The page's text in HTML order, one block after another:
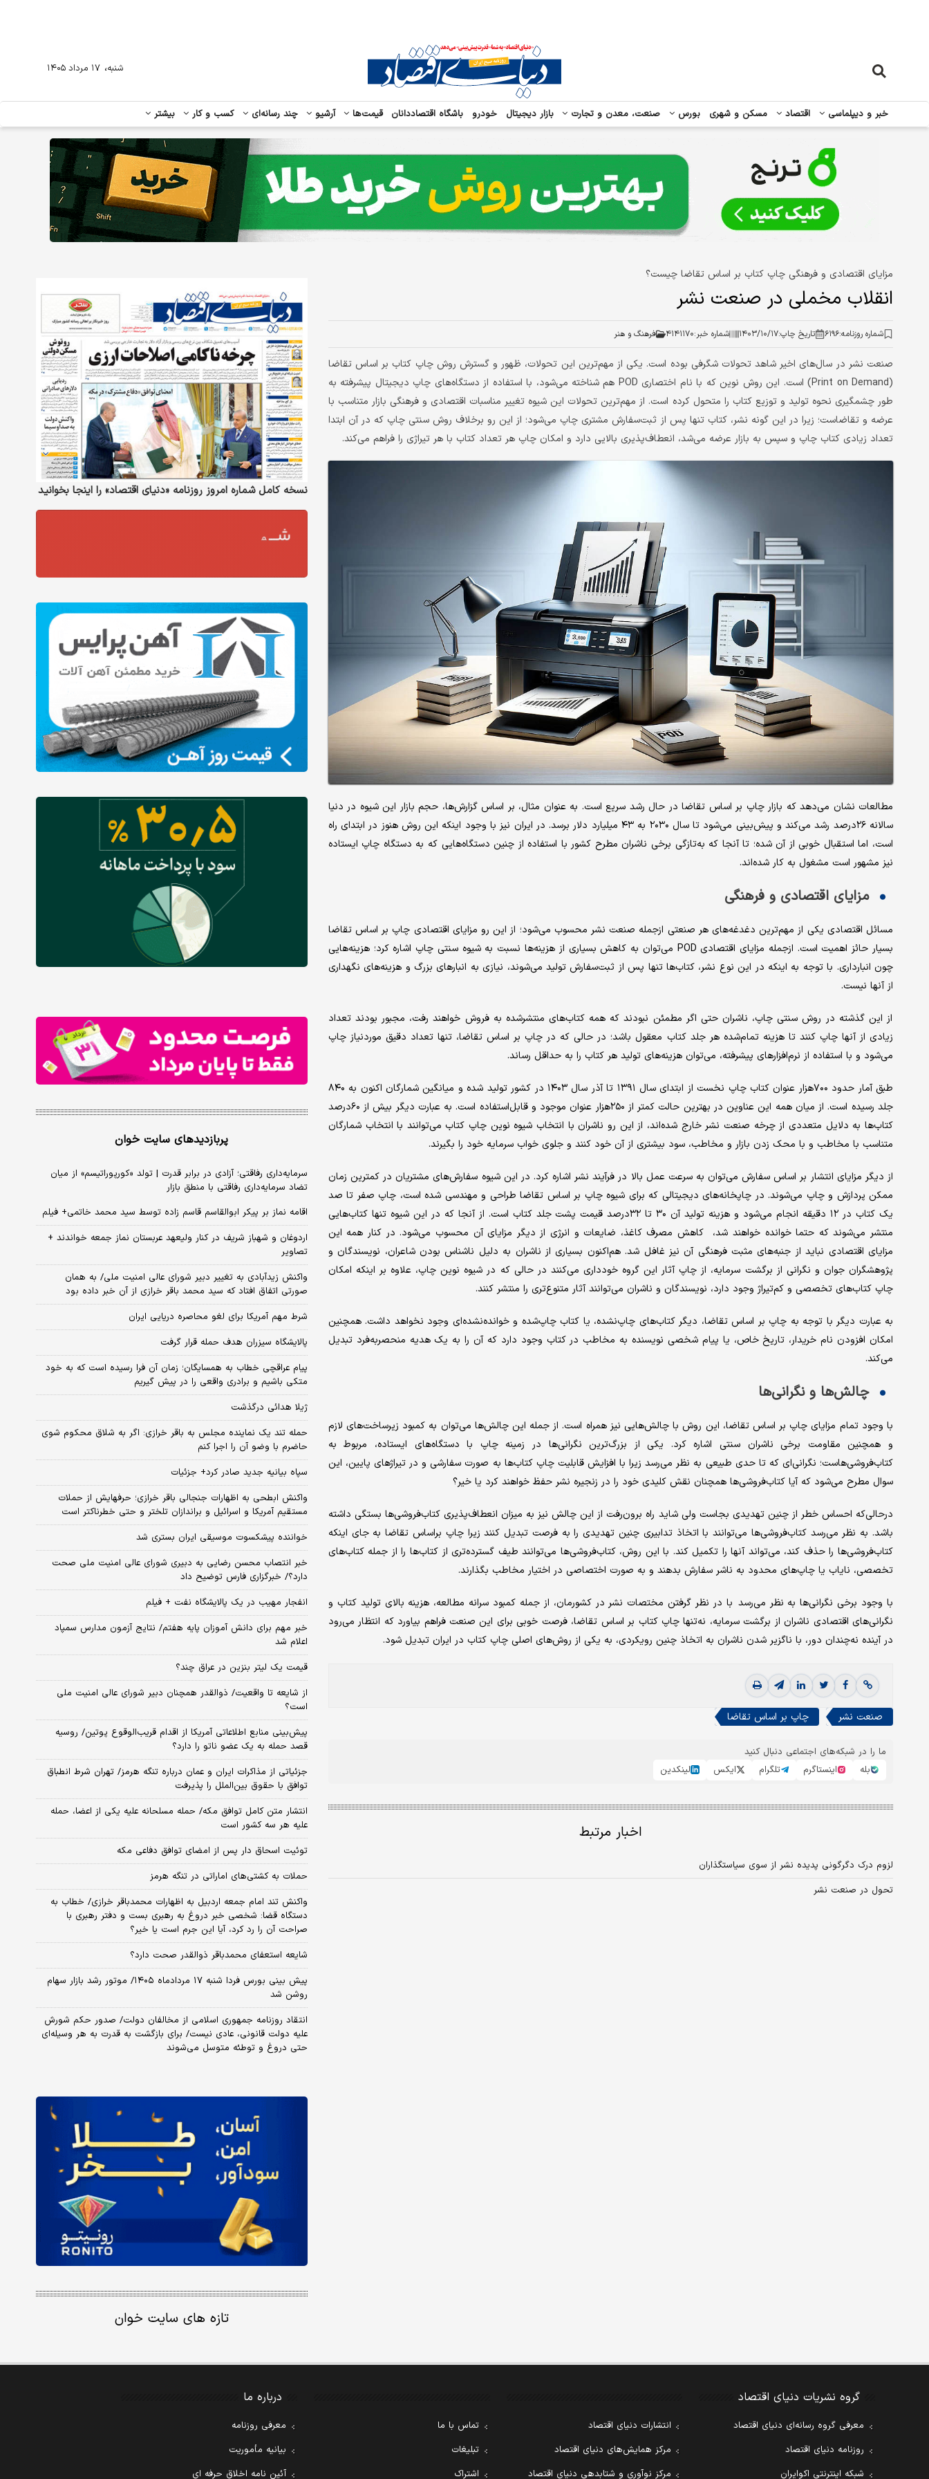
خبر و دیپلماسی اقتصاد مسکن و شهری بورس صنعت، معدن و تجارت بازار دیجیتال خودرو باشگاه اقتصاددانان قیمت‌ها آرشیو چند رسانه‌ای کسب و کار بیشتر
شنبه، ۱۷ مرداد ۱۴۰۵
مزایای اقتصادی و فرهنگی چاپ کتاب بر اساس تقاضا چیست؟
انقلاب مخملی در صنعت نشر
شماره روزنامه:۶۱۹۶ تاریخ چاپ:۱۴۰۳/۱۰/۱۷ شماره خبر:۴۱۴۱۱۷۰ فرهنگ و هنر
صنعت نشر در سال‌های اخیر شاهد تحولات شگرفی بوده است. یکی از مهم‌ترین این تحولات، ظهور و گسترش روش چاپ کتاب بر اساس تقاضا
(Print on Demand) است. این روش نوین که با نام اختصاری POD هم شناخته می‌شود، با استفاده از دستگاه‏‏‌های چاپ دیجیتال پیشرفته به
طور چشمگیری نحوه تولید و توزیع کتاب را متحول کرده است. از مهم‌ترین تحولات این شیوه تغییر مناسبات اقتصادی و فرهنگی بازار متناسب با
عرضه و تقاضاست؛ زیرا در این گونه نشر، کتاب تنها پس از ثبت‌سفارش مشتری چاپ می‌شود؛ از این رو برخلاف روش سنتی چاپ که در آن ابتدا
تعداد زیادی کتاب چاپ و سپس به بازار عرضه می‏‏‌شد، انعطاف‏‏‌پذیری بالایی دارد و امکان چاپ هر تعداد کتاب با هر تیراژی را فراهم می‌کند.
مطالعات نشان می‌دهد که بازار چاپ بر اساس تقاضا در حال رشد سریع است. به عنوان مثال، بر اساس گزارش‌‌‌ها، حجم بازار این شیوه در دنیا
سالانه ۲۶‌درصد رشد می‌کند و پیش‌بینی می‌شود تا سال ۲۰۳۰ به ۴۳ میلیارد دلار برسد. در ایران نیز با وجود اینکه این روش هنوز در ابتدای راه
است، اما استقبال خوبی از آن شده؛ تا آنجا که به‌تازگی برخی ناشران مطرح کشور با استفاده از چنین دستگاه‌‌‌هایی که به دستگاه چاپ ایستاده
نیز مشهور است مشغول به کار شده‌‌‌اند.
مزایای اقتصادی و فرهنگی
مسائل اقتصادی یکی از مهم‌ترین دغدغه‌‌‌های هر صنعتی ازجمله صنعت نشر محسوب می‌شود؛ از این رو مزایای اقتصادی چاپ بر اساس تقاضا
بسیار حائز اهمیت است. ازجمله مزایای اقتصادی POD می‌توان به کاهش بسیاری از هزینه‌‌‌ها نسبت به شیوه سنتی چاپ اشاره کرد؛ هزینه‌‌‌هایی
چون انبارداری. با توجه به اینکه در این نوع نشر، کتاب‌‌‌ها تنها پس از ثبت‌سفارش تولید می‌‌‌شوند، نیازی به انبارهای بزرگ و هزینه‌‌‌های نگهداری
از آنها نیست.
از این گذشته در روش سنتی چاپ، ناشران حتی اگر مطمئن نبودند که همه کتاب‌‌‌های منتشر‌شده به فروش خواهند رفت، مجبور بودند تعداد
زیادی از آنها چاپ کنند تا هزینه تمام‌شده هر جلد کتاب معقول باشد؛ در حالی که در چاپ بر اساس تقاضا، تنها تعداد دقیق موردنیاز چاپ
می‌شود و با استفاده از نرم‌‌‌افزارهای پیشرفته، می‌توان هزینه‌‌‌های تولید هر کتاب را به حداقل رساند.
طبق آمار حدود ۷۰۰‌هزار عنوان کتاب چاپ نخست از ابتدای سال ۱۳۹۱ تا آذر سال ۱۴۰۳ در کشور تولید شده و میانگین شمارگان اکنون به ۸۴۰
جلد رسیده است. از میان همه این عناوین در بهترین حالت کمتر از ۲۵۰‌هزار عنوان موجود و قابل‌استفاده است. به عبارت دیگر بیش از ۶۰‌درصد
کتاب‌‌‌ها به دلایل متعددی از چرخه صنعت نشر خارج شده‌‌‌اند، از این رو ناشران با انتخاب شیوه نوین چاپ کتاب می‌توانند با انتخاب شمارگان
متناسب با مخاطب و با محک زدن بازار و مخاطب، سود بیشتری از آن خود کنند و جلوی خواب سرمایه خود را بگیرند.
از دیگر مزایای انتشار بر اساس سفارش می‌توان به سرعت عمل بالا در فرآیند نشر اشاره کرد. در این شیوه سفارش‌‌‌های مشتریان در کمترین زمان
ممکن پردازش و چاپ می‌‌‌شوند. در چاپخانه‌‌‌های دیجیتالی که برای شیوه چاپ بر اساس تقاضا طراحی و مهندسی شده است، چاپ صفر تا صد
یک کتاب در ۱۲ دقیقه انجام می‌شود و هزینه تولید آن ۳۰ تا ۳۲‌درصد قیمت پشت جلد کتاب است. از آنجا که در این شیوه تنها کتاب‌‌‌هایی
منتشر می‌‌‌شوند که حتما خوانده خواهند شد، ‌‌‌ کاهش مصرف کاغذ، ضایعات و انرژی از دیگر مزایای آن محسوب می‌شود. در کنار همه این
مزایای اقتصادی نباید از جنبه‌‌‌های مثبت فرهنگی آن نیز غافل شد. هم‌‌‌اکنون بسیاری از ناشران به دلیل ناشناس بودن شاعران، ‌‌‌نویسندگان و
پژوهشگران جوان و نگرانی از برگشت سرمایه، از چاپ آثار این گروه خودداری می‌کنند در حالی که در شیوه نوین چاپ، علاوه بر اینکه امکان
چاپ کتاب‌‌‌های تخصصی و کم‌‌‌تیراژ وجود دارد، نویسندگان و ناشران می‌توانند آثار متنوع‌‌‌تری را منتشر کنند.
به عبارت دیگر با توجه به چاپ بر اساس تقاضا، دیگر کتاب‌‌‌های چاپ‌نشده‌‌‌، یا کتاب چاپ‌شده و خوانده‌نشده‌‌‌ای وجود نخواهد داشت. همچنین
امکان افزودن نام خریدار، تاریخ خاص، یا پیام شخصی نویسنده به مخاطب در کتاب وجود دارد که آن را به یک هدیه منحصر‌به‌فرد تبدیل
می‌کند.
چالش‌‌‌ها و نگرانی‌ها
با وجود تمام مزایای چاپ بر اساس تقاضا، این روش با چالش‌‌‌هایی نیز همراه است. از جمله این چالش‌‌‌ها می‌توان به کمبود زیرساخت‌‌‌های لازم
و همچنین مقاومت برخی ناشران سنتی اشاره کرد. یکی از بزرگ‌ترین نگرانی‌ها در زمینه چاپ‌‌‌ با دستگاه‌‌‌های ایستاده، مربوط به
کتاب‌فروشی‌‌‌هاست؛ نگرانی‌‌‌ای که تا حدی طبیعی به نظر می‌رسد زیرا با افزایش قابلیت چاپ کتاب‌‌‌ها به صورت سفارشی و در تیراژهای پایین، این
سوال مطرح می‌شود که آیا کتاب‌فروشی‌‌‌ها همچنان نقش کلیدی خود را در زنجیره نشر حفظ خواهند کرد یا خیر؟
در‌حالی‌که احساس خطر از چنین تهدیدی بجاست ولی شاید راه برون‌رفت از این چالش نیز به میزان انعطاف‌‌‌پذیری کتاب‌فروشی‌‌‌ها بستگی داشته
باشد. به نظر می‌رسد کتاب‌فروشی‌‌‌ها می‌توانند با اتخاذ تدابیری چنین تهدیدی را به فرصت تبدیل کنند زیرا چاپ براساس تقاضا به جای اینکه
کتاب‌فروشی‌ها ‌را حذف کند، می‌تواند آنها را تکمیل کند. با این روش، کتاب‌فروشی‌‌‌ها می‌توانند طیف گسترده‌‌‌تری از کتاب‌‌‌ها را از جمله کتاب‌‌‌های
تخصصی، نایاب یا چاپ‌‌‌های محدود به ناشر سفارش بدهند و به صورت اختصاصی در اختیار مخاطب بگذارند.
با وجود برخی نگرانی‌ها به نظر می‌‌‌رسد با در نظر گرفتن مختصات نشر در کشورمان، از جمله کمبود سرانه مطالعه، ‌‌‌هزینه بالای تولید کتاب و
نگرانی‌های اقتصادی ناشران از برگشت سرمایه، نه‌تنها چاپ کتاب بر اساس تقاضا، فرصت‌‌‌ خوبی برای این صنعت فراهم بیاورد که انتظار می‌رود
در آینده نه‌‌چندان دور، با ناگزیر شدن ناشران به اتخاذ چنین رویکردی، به یکی از روش‌های اصلی چاپ کتاب در ایران تبدیل شود.
صنعت نشر چاپ بر اساس تقاضا
ما را در شبکه‌های اجتماعی دنبال کنید
بله
اینستاگرم تلگرام ایکس لینکدین
اخبار مرتبط
لزوم درک دگرگونی پدیده نشر از سوی سیاستگذاران
تحول در صنعت نشر
نسخه کامل شماره امروز روزنامه «دنیای‌ اقتصاد» را اینجا بخوانید
پربازدیدهای سایت خوان
سرمایه‌داری رفاقتی؛ آزادی در برابر قدرت | تولد «کورپوراتیسم» از میان
تضاد سرمایه‌داری رفاقتی با منطق بازار
اقامه نماز بر پیکر ابوالقاسم قاسم زاده توسط سید محمد خاتمی+ فیلم
اردوغان و شهباز شریف در کنار ولیعهد عربستان نماز جمعه خواندند +
تصاویر
واکنش زیدآبادی به تغییر دبیر شورای عالی امنیت ملی/ به همان
صورتی اتفاق افتاد که سید محمد باقر خرازی از آن خبر داده بود
شرط مهم آمریکا برای لغو محاصره دریایی ایران
پالایشگاه سیزران هدف حمله قرار گرفت
پیام عراقچی خطاب به همسایگان؛ زمان آن فرا رسیده است که به خود
متکی باشیم و برادری واقعی را در پیش گیریم
ژیلا هدائی درگذشت
حمله تند یک نماینده مجلس به باقر خرازی: اگر به شلاق محکوم شوی
حاضرم با وضو آن را اجرا کنم
سپاه بیانیه جدید صادر کرد+ جزئیات
واکنش ابطحی به اظهارات جنجالی باقر خرازی؛ حرفهایش از حملات
مستقیم آمریکا و اسرائیل و براندازان تلختر و حتی خطرناکتر است
خواننده پیشکسوت موسیقی ایران بستری شد
خبر انتصاب محسن رضایی به دبیری شورای عالی امنیت ملی صحت
دارد؟/ خبرگزاری فارس توضیح داد
انفجار مهیب در یک پالایشگاه نفت + فیلم
خبر مهم برای دانش آموزان پایه هفتم/ نتایج آزمون مدارس سمپاد
اعلام شد
قیمت یک لیتر بنزین در عراق چند؟
از شایعه تا واقعیت/ ذوالقدر همچنان دبیر شورای ‌عالی امنیت ملی
است؟
پیش‌بینی منابع اطلاعاتی آمریکا از اقدام قریب‌الوقوع پوتین/ روسیه
قصد حمله به یک عضو ناتو را دارد؟
جزئیاتی از مذاکرات ایران و عمان درباره تنگه هرمز/ تهران شرط انطباق
توافق با حقوق بین‌الملل را پذیرفت
انتشار متن کامل توافق مکه/ حمله مسلحانه علیه یکی از اعضا، حمله
علیه هر سه کشور است
توئیت اسحاق دار پس از امضای توافق دفاعی مکه
حملات به کشتی‌های اماراتی در تنگه هرمز
واکنش تند امام جمعه اردبیل به اظهارات محمدباقر خرازی/ خطاب به
دستگاه قضا: شخصی خبر دروغ به رهبری بست و دفتر رهبری با
صراحت آن را رد کرد، آیا این جرم است یا خیر؟
شایعه استعفای محمدباقر ذوالقدر صحت دارد؟
پیش بینی بورس فردا شنبه ۱۷ مردادماه ۱۴۰۵/ موتور رشد بازار سهام
روشن شد
انتقاد روزنامه جمهوری اسلامی از مخالفان دولت/ صدور حکم شورش
علیه دولت قانونی، عادی نیست/ برای بازگشت به قدرت به هر وسیله‌ای
حتی دروغ و توطئه متوسل می‌شوند
تازه های سایت خوان
گروه نشریات دنیای اقتصاد
معرفی گروه رسانه‌ای دنیای اقتصاد
روزنامه دنیای اقتصاد
شبکه اینترنتی اکوایران
انتشارات دنیای اقتصاد
مرکز همایش‌های دنیای اقتصاد
مرکز نوآوری و شتابدهی دنیای اقتصاد
تماس با ما
تبلیغات
اشتراک
درباره ما
معرفی روزنامه
بیانیه مأموریت
آئین نامه اخلاق حرفه ای